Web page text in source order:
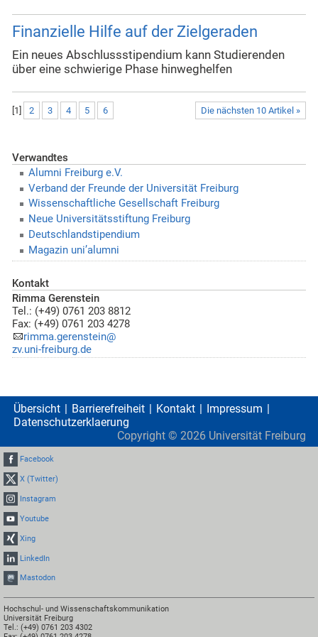
Finanzielle Hilfe auf der Zielgeraden
Ein neues Abschlussstipendium kann Studierenden
über eine schwierige Phase hinweghelfen
Die nächsten 10 Artikel »
1 2 3 4 5 6
Verwandtes
Alumni Freiburg e.V.
Verband der Freunde der Universität Freiburg
Wissenschaftliche Gesellschaft Freiburg
Neue Universitätsstiftung Freiburg
Deutschlandstipendium
Magazin uni’alumni
Kontakt
Rimma Gerenstein
Tel.: (+49) 0761 203 8812
Fax: (+49) 0761 203 4278
rimma.gerenstein@
zv.uni-freiburg.de
Übersicht Barrierefreiheit Kontakt
Impressum
Datenschutzerklaerung
Copyright © 2026 Universität Freiburg
Facebook
X (Twitter)
Instagram
Youtube
Xing
LinkedIn
Mastodon
Hochschul- und Wissenschaftskommunikation
Universität Freiburg
Tel.: (+49) 0761 203 4302